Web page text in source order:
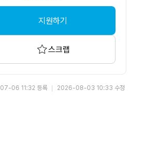
지원하기
스크랩
06 11:32 등록 2026-08-03 10:33 수정